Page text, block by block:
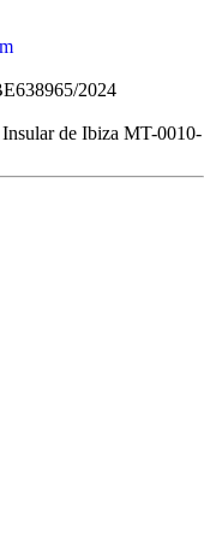
2024
de Ibiza MT-0010-